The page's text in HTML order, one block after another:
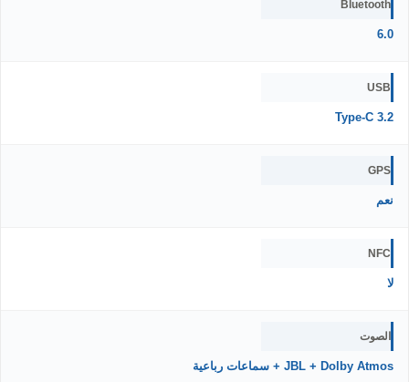
Bluetooth
6.0
USB
Type-C 3.2
GPS
نعم
NFC
لا
الصوت
JBL + Dolby Atmos + سماعات رباعية